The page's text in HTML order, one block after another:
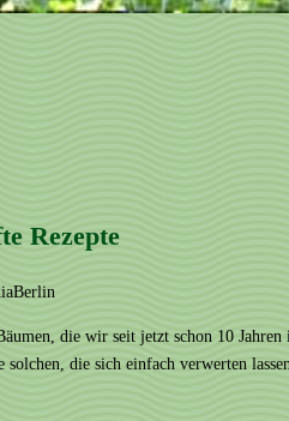
Rezepte
die wir seit jetzt schon 10
solchen, die sich einfach verwerten